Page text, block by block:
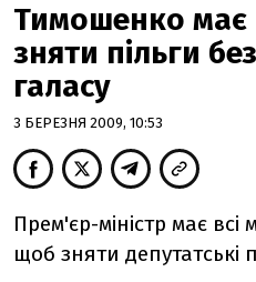
Тимошенко має
зняти пільги
галасу
3 БЕРЕЗНЯ 2009, 10:53
Прем'єр-міністр має
щоб зняти депутатські